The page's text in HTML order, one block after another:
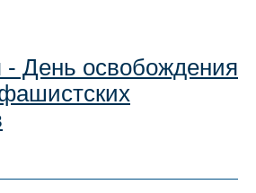
- День освобождения